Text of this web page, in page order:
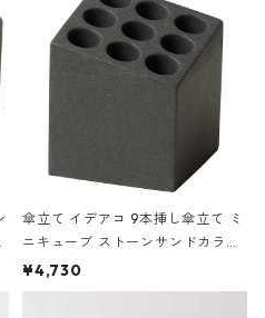
傘立て イデアコ 9本挿し傘立て ミ
ニキューブ ストーンサンドカラー
石調 ideaco Umbrella Stand CUB
E ストーンサンドブラック
¥4,730